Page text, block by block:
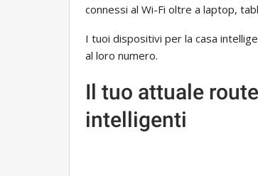
connessi al Wi-Fi oltre a laptop,
I tuoi dispositivi per la casa
al loro numero.
Il tuo attuale
intelligenti